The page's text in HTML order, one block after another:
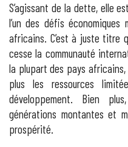
S’agissant de la dette, elle
l’un des défis économiques
africains. C’est à juste titre
cesse la communauté
la plupart des pays
plus les ressources
développement. Bien
générations montantes et
prospérité.